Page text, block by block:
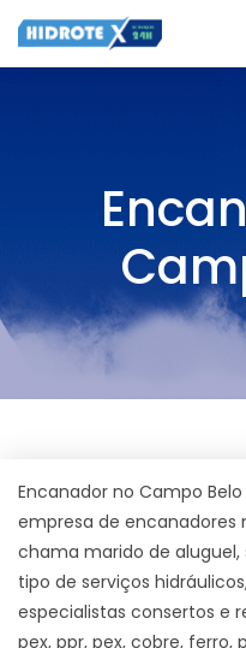
Encanador no Campo
empresa de encanadores
chama marido de
tipo de serviços
especialistas consertos e
pex, ppr, pex, cobre,